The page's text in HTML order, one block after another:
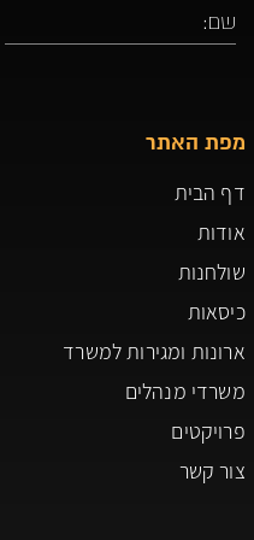
מפת האתר
דף הבית
אודות
שולחנות
כיסאות
ארונות ומגירות למשרד
משרדי מנהלים
פרויקטים
צור קשר